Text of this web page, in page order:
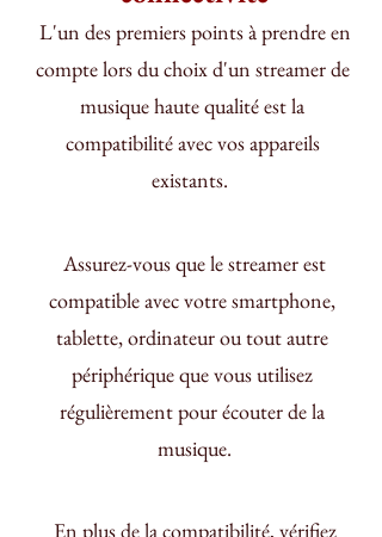
compte lors du choix d'un streamer de
musique haute qualité est la
compatibilité avec vos appareils
existants.
compatible avec votre smartphone,
tablette, ordinateur ou tout autre
périphérique que vous utilisez
régulièrement pour écouter de la
musique.